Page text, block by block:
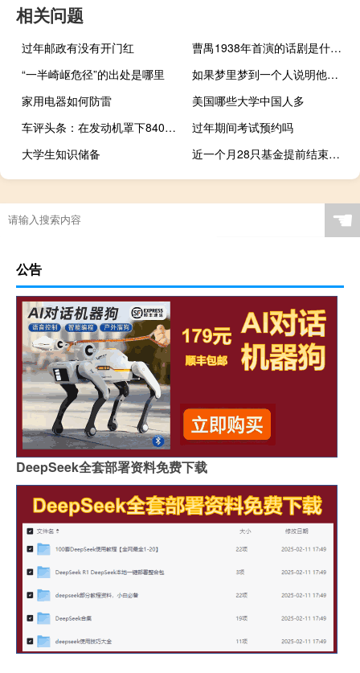
相关问题
过年邮政有没有开门红
曹禺1938年首演的话剧是什么（曹禺1938年首演）
“一半崎岖危径”的出处是哪里
如果梦里梦到一个人说明他在想你（如果在梦里梦见一个人就说明对方在想你 是真的吗）
家用电器如何防雷
美国哪些大学中国人多
车评头条：在发动机罩下840d配备3.0升涡轮增压柴油直列六缸发动机
过年期间考试预约吗
大学生知识储备
近一个月28只基金提前结束募集 18只债基占比超六成
☚
公告
DeepSeek全套部署资料免费下载